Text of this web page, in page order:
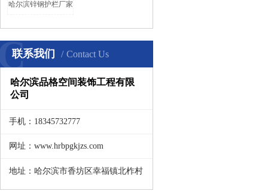
哈尔滨锌钢护栏厂家
联系我们 Contact Us
哈尔滨品格空间装饰工程有限
公司
手机：18345732777
网址：www.hrbpgkjzs.com
地址：哈尔滨市香坊区幸福镇北柞村